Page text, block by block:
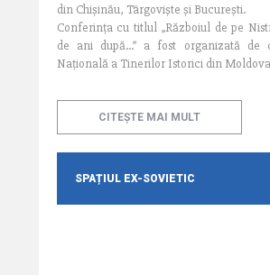
din Chișinău, Târgoviște și București.
Conferința cu titlul „Războiul de pe
de ani după...” a fost organizată de
Națională a Tinerilor Istorici din
CITEȘTE MAI MULT
SPAȚIUL EX-SOVIETIC